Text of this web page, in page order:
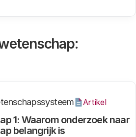
1: Waarom onderzoek naar
belangrijk is
Artikel